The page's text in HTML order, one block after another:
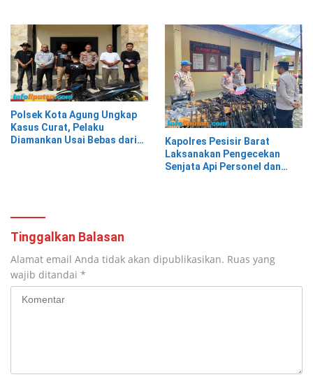
Polsek Kota Agung Ungkap
Kasus Curat, Pelaku
Diamankan Usai Bebas dari
Kapolres Pesisir Barat
Laksanakan Pengecekan
Senjata Api Personel dan
Tinggalkan Balasan
Alamat email Anda tidak akan dipublikasikan. Ruas yang
wajib ditandai *